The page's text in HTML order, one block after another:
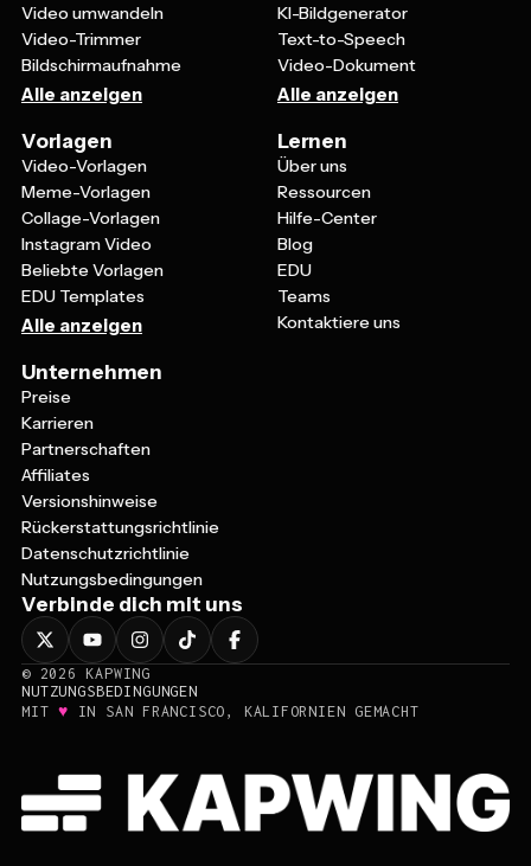
Video umwandeln
Video-Trimmer
Bildschirmaufnahme
Alle anzeigen
KI-Bildgenerator
Text-to-Speech
Video-Dokument
Alle anzeigen
Vorlagen
Video-Vorlagen
Meme-Vorlagen
Collage-Vorlagen
Instagram Video
Beliebte Vorlagen
EDU Templates
Alle anzeigen
Lernen
Über uns
Ressourcen
Hilfe-Center
Blog
EDU
Teams
Kontaktiere uns
Unternehmen
Preise
Karrieren
Partnerschaften
Affiliates
Versionshinweise
Rückerstattungsrichtlinie
Datenschutzrichtlinie
Nutzungsbedingungen
Verbinde dich mit uns
© 2026
KAPWING
NUTZUNGSBEDINGUNGEN
MIT♥ IN SAN FRANCISCO, KALIFORNIEN GEMACHT